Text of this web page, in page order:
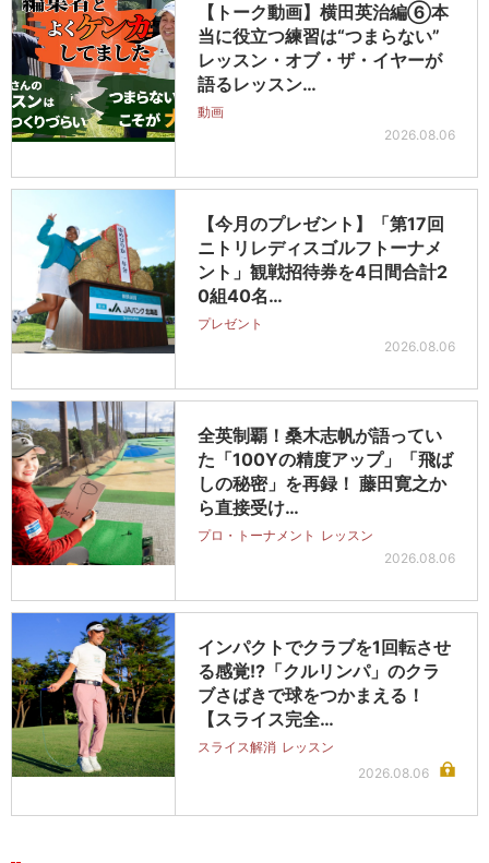
【トーク動画】横田英治編⑥本
当に役立つ練習は“つまらない”
レッスン・オブ・ザ・イヤーが
語るレッスン…
動画
2026.08.06
【今月のプレゼント】「第17回
ニトリレディスゴルフトーナメ
ント」観戦招待券を4日間合計2
0組40名…
プレゼント
2026.08.06
全英制覇！桑木志帆が語ってい
た「100Yの精度アップ」「飛ば
しの秘密」を再録！ 藤田寛之か
ら直接受け…
プロ・トーナメント レッスン
2026.08.06
インパクトでクラブを1回転させ
る感覚!?「クルリンパ」のクラ
ブさばきで球をつかまえる！
【スライス完全…
スライス解消 レッスン
2026.08.06